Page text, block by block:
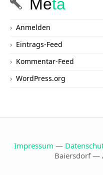
Meta
Anmelden
Eintrags-Feed
Kommentar-Feed
WordPress.org
Impressum —
Baiersdorf —